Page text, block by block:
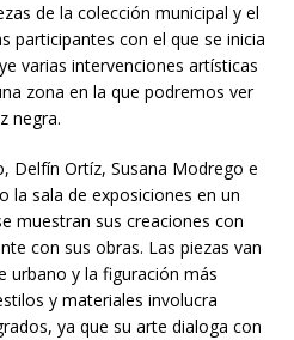
de la colección municipal y el
participantes con el que se inicia
varias intervenciones artísticas
zona en la que podremos ver
negra.
Delfín Ortíz, Susana Modrego e
la sala de exposiciones en un
muestran sus creaciones con
con sus obras. Las piezas van
urbano y la figuración más
y materiales involucra
ya que su arte dialoga con